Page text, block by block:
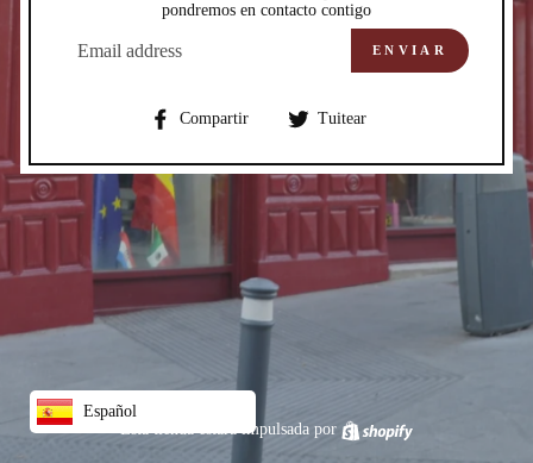
pondremos en contacto contigo
ELECTRÓNICO
ENVIAR
Compartir
CompartirTuitear
Esta tienda estará impulsada por
Español